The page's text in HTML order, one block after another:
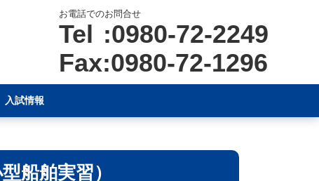
お電話でのお問合せ
Tel :0980-72-2249
Fax:0980-72-1296
入試情報
船舶実習）